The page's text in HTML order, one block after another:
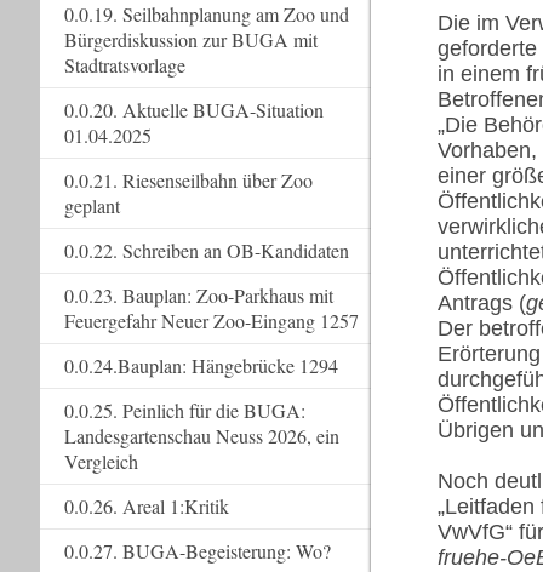
Die im
in einem
„Die
einer
Antrags (
Der
Übrigen
Noch
VwVfG“
fruehe-
0.0.19. Seilbahnplanung am Zoo und
Bürgerdiskussion zur BUGA mit
Stadtratsvorlage
0.0.20. Aktuelle BUGA-Situation
01.04.2025
0.0.21. Riesenseilbahn über Zoo
geplant
0.0.22. Schreiben an OB-Kandidaten
0.0.23. Bauplan: Zoo-Parkhaus mit
Feuergefahr Neuer Zoo-Eingang 1257
0.0.24.Bauplan: Hängebrücke 1294
0.0.25. Peinlich für die BUGA:
Landesgartenschau Neuss 2026, ein
Vergleich
0.0.26. Areal 1:Kritik
0.0.27. BUGA-Begeisterung: Wo?